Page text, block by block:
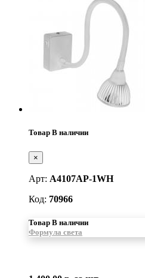
Товар В наличии
×
Арт: A4107AP-1WH
Код: 70966
Товар В наличии
Формула света